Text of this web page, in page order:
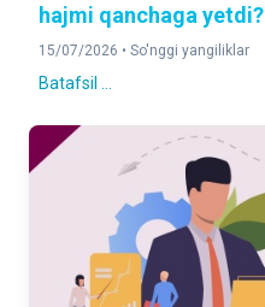
hajmi qanchaga yetdi?
15/07/2026 • So'nggi yangiliklar
Batafsil ...